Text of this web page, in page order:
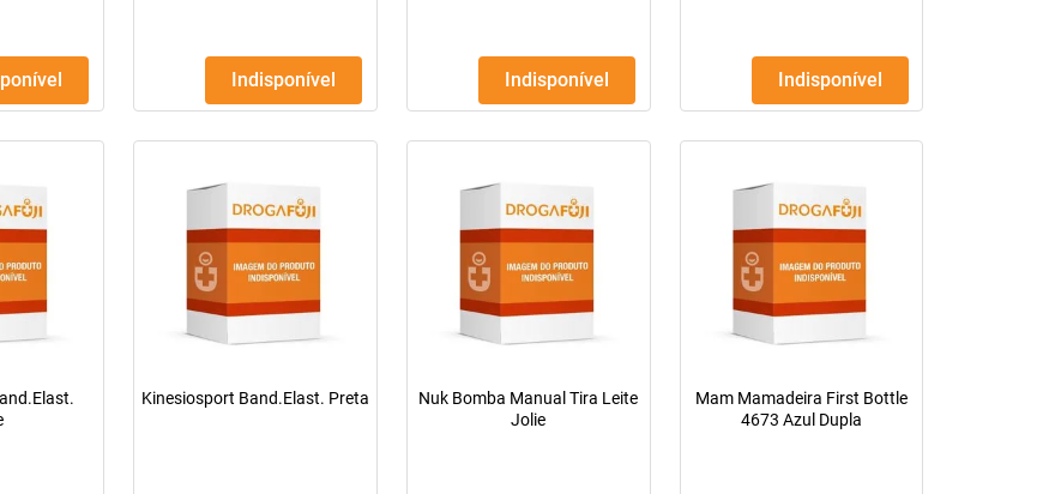
Indisponível Indisponível Indisponível
Kinesiosport Band.Elast. Preta
Nuk Bomba Manual Tira Leite
Jolie
Mam Mamadeira First Bottle
4673 Azul Dupla